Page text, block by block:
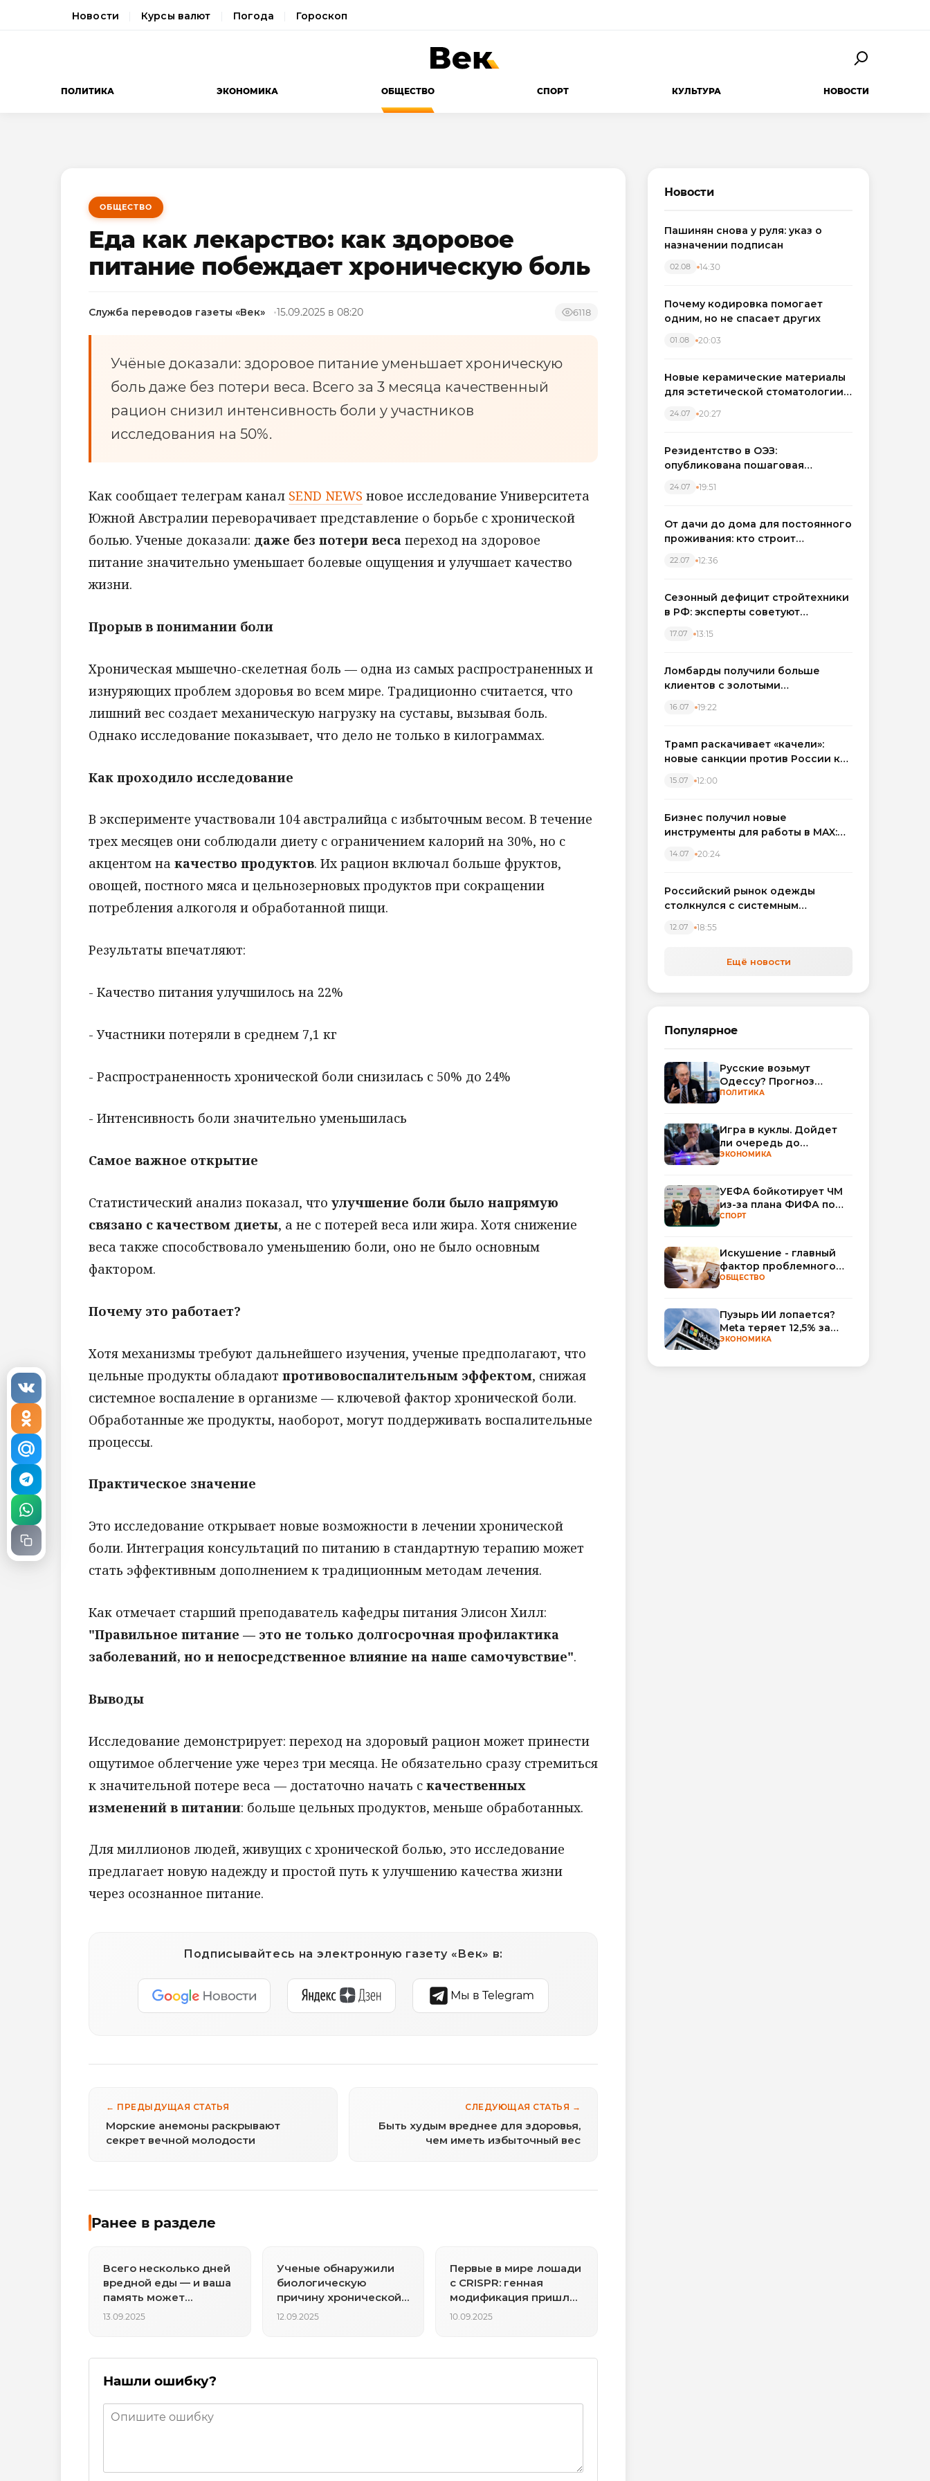
Новости Курсы валют Погода Гороскоп
ПОЛИТИКА ЭКОНОМИКА ОБЩЕСТВО СПОРТ КУЛЬТУРА НОВОСТИ
ОБЩЕСТВО
Еда как лекарство: как здоровое
питание побеждает хроническую боль
Служба переводов газеты «Век» 15.09.2025 в 08:20 6118
Учёные доказали: здоровое питание уменьшает хроническую
боль даже без потери веса. Всего за 3 месяца качественный
рацион снизил интенсивность боли у участников
исследования на 50%.
Как сообщает телеграм канал SEND NEWS новое исследование Университета
Южной Австралии переворачивает представление о борьбе с хронической
болью. Ученые доказали: даже без потери веса переход на здоровое
питание значительно уменьшает болевые ощущения и улучшает качество
жизни.
Прорыв в понимании боли
Хроническая мышечно-скелетная боль — одна из самых распространенных и
изнуряющих проблем здоровья во всем мире. Традиционно считается, что
лишний вес создает механическую нагрузку на суставы, вызывая боль.
Однако исследование показывает, что дело не только в килограммах.
Как проходило исследование
В эксперименте участвовали 104 австралийца с избыточным весом. В течение
трех месяцев они соблюдали диету с ограничением калорий на 30%, но с
акцентом на качество продуктов. Их рацион включал больше фруктов,
овощей, постного мяса и цельнозерновых продуктов при сокращении
потребления алкоголя и обработанной пищи.
Результаты впечатляют:
- Качество питания улучшилось на 22%
- Участники потеряли в среднем 7,1 кг
- Распространенность хронической боли снизилась с 50% до 24%
- Интенсивность боли значительно уменьшилась
Самое важное открытие
Статистический анализ показал, что улучшение боли было напрямую
связано с качеством диеты, а не с потерей веса или жира. Хотя снижение
веса также способствовало уменьшению боли, оно не было основным
фактором.
Почему это работает?
Хотя механизмы требуют дальнейшего изучения, ученые предполагают, что
цельные продукты обладают противовоспалительным эффектом, снижая
системное воспаление в организме — ключевой фактор хронической боли.
Обработанные же продукты, наоборот, могут поддерживать воспалительные
процессы.
Практическое значение
Это исследование открывает новые возможности в лечении хронической
боли. Интеграция консультаций по питанию в стандартную терапию может
стать эффективным дополнением к традиционным методам лечения.
Как отмечает старший преподаватель кафедры питания Элисон Хилл:
"Правильное питание — это не только долгосрочная профилактика
заболеваний, но и непосредственное влияние на наше самочувствие".
Выводы
Исследование демонстрирует: переход на здоровый рацион может принести
ощутимое облегчение уже через три месяца. Не обязательно сразу стремиться
к значительной потере веса — достаточно начать с качественных
изменений в питании: больше цельных продуктов, меньше обработанных.
Для миллионов людей, живущих с хронической болью, это исследование
предлагает новую надежду и простой путь к улучшению качества жизни
через осознанное питание.
Подписывайтесь на электронную газету «Век» в:
Мы в Telegram
← ПРЕДЫДУЩАЯ СТАТЬЯ
Морские анемоны раскрывают
секрет вечной молодости
СЛЕДУЮЩАЯ СТАТЬЯ →
Быть худым вреднее для здоровья,
чем иметь избыточный вес
Ранее в разделе
Всего несколько дней
вредной еды — и ваша
память может
ухудшиться
13.09.2025
Ученые обнаружили
биологическую
причину хронической
усталости
12.09.2025
Первые в мире лошади
с CRISPR: генная
модификация пришла
в спорт
10.09.2025
Нашли ошибку?
Новости
Пашинян снова у руля: указ о
назначении подписан
02.08 14:30
Почему кодировка помогает
одним, но не спасает других
01.08 20:03
Новые керамические материалы
для эстетической стоматологии
24.07 20:27
Резидентство в ОЭЗ:
опубликована пошаговая
налоговых льгот для инвесторов
24.07 19:51
От дачи до дома для постоянного
проживания: кто строит
Западном регионе
22.07 12:36
Сезонный дефицит стройтехники
в РФ: эксперты советуют
17.07 13:15
Ломбарды получили больше
клиентов с золотыми
вырос на фоне подорожания
16.07 19:22
Трамп раскачивает «качели»:
новые санкции против России как
15.07 12:00
Бизнес получил новые
инструменты для работы в MAX:
автоматизируют обработку
14.07 20:24
Российский рынок одежды
столкнулся с системным
12.07 18:55
Ещё новости
Популярное
Русские возьмут
Одессу? Прогноз
Миршаймера
ПОЛИТИКА
Игра в куклы. Дойдет
ли очередь до
Миллера?
ЭКОНОМИКА
УЕФА бойкотирует ЧМ
из-за плана ФИФА по
привлечению частных
СПОРТ
Искушение - главный
фактор проблемного
использования
ОБЩЕСТВО
Пузырь ИИ лопается?
Meta теряет 12,5% за
неделю, а Microsoft и
ЭКОНОМИКА